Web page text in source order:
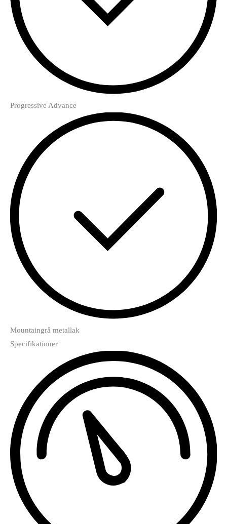
Progressive Advance
Mountaingrå metallak
Specifikationer